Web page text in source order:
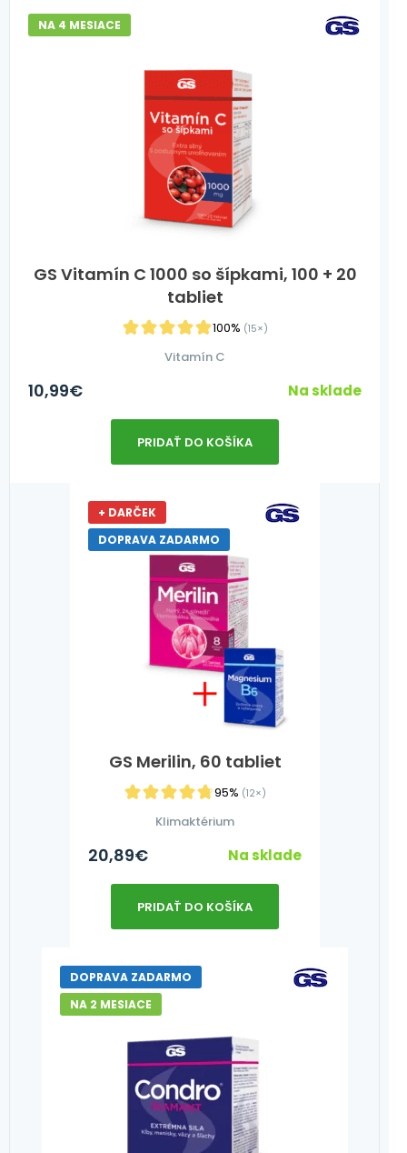
GS Vitamín C 1000 so šípkami, 100 + 20
tabliet
100% (15×)
NA 4 MESIACE
Vitamín C
10,99€ Na sklade
PRIDAŤ DO KOŠÍKA
GS Merilin, 60 tabliet
95% (12×)
+ DARČEK
DOPRAVA ZADARMO
Klimaktérium
20,89€ Na sklade
PRIDAŤ DO KOŠÍKA
DOPRAVA ZADARMO
NA 2 MESIACE